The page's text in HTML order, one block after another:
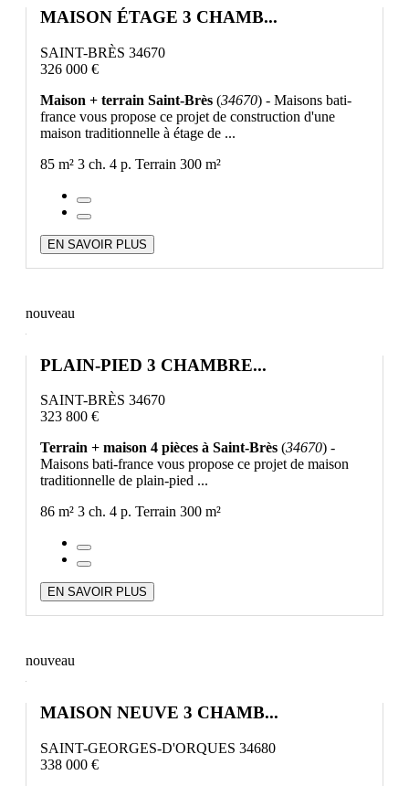
MAISON ÉTAGE 3 CHAMB...
SAINT-BRÈS 34670
326 000 €
Maison + terrain Saint-Brès (34670) - Maisons bati-
france vous propose ce projet de construction d'une
maison traditionnelle à étage de ...
85 m² 3 ch. 4 p. Terrain 300 m²
EN SAVOIR PLUS
nouveau
PLAIN-PIED 3 CHAMBRE...
SAINT-BRÈS 34670
323 800 €
Terrain + maison 4 pièces à Saint-Brès (34670) -
Maisons bati-france vous propose ce projet de maison
traditionnelle de plain-pied ...
86 m² 3 ch. 4 p. Terrain 300 m²
EN SAVOIR PLUS
nouveau
MAISON NEUVE 3 CHAMB...
SAINT-GEORGES-D'ORQUES 34680
338 000 €